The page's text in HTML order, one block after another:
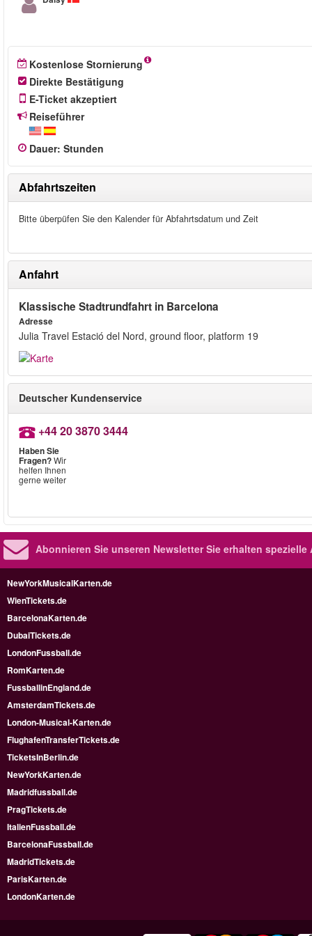
Kostenlose Stornierung
Direkte Bestätigung
E-Ticket akzeptiert
Reiseführer
Dauer: Stunden
Abfahrtszeiten
Bitte überpüfen Sie den Kalender für Abfahrtsdatum und Zeit
Anfahrt
Klassische Stadtrundfahrt in Barcelona
Adresse
Julia Travel Estació del Nord, ground floor, platform 19
Deutscher Kundenservice
+44 20 3870 3444
Haben Sie
Fragen?Wir
helfen Ihnen
gerne weiter
Abonnieren Sie unseren NewsletterSie erhalten spezielle
NewYorkMusicalKarten.de
WienTickets.de
BarcelonaKarten.de
DubaiTickets.de
LondonFussball.de
RomKarten.de
FussballinEngland.de
AmsterdamTickets.de
London-Musical-Karten.de
FlughafenTransferTickets.de
TicketsInBerlin.de
NewYorkKarten.de
Madridfussball.de
PragTickets.de
ItalienFussball.de
BarcelonaFussball.de
MadridTickets.de
ParisKarten.de
LondonKarten.de